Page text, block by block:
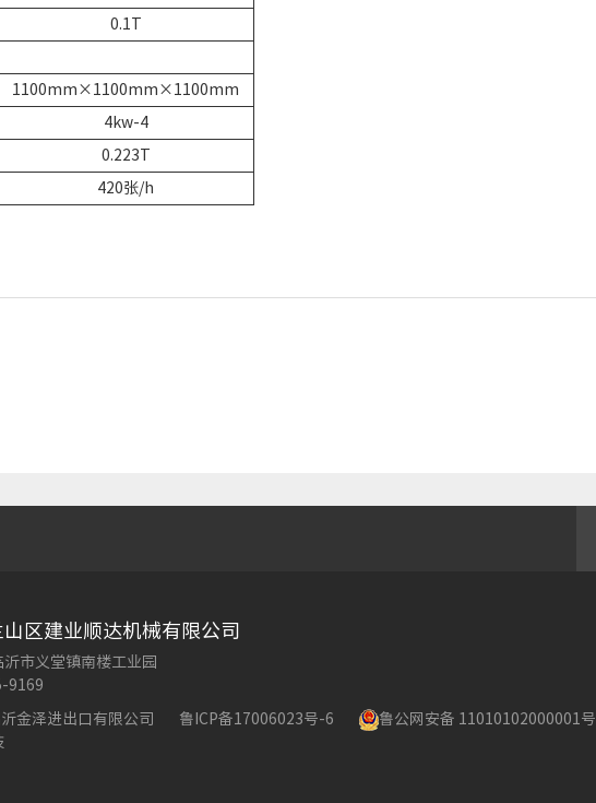
0.1T
1100mm×1100mm×1100mm
4kw-4
0.223T
420张/h
区建业顺达机械有限公司
市义堂镇南楼工业园
9169
金泽进出口有限公司 鲁ICP备17006023号-6
鲁公网安备 11010102000001号